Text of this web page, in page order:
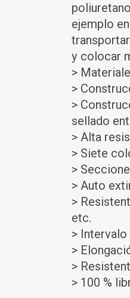
ejemplo
y colocar
>
>
>
sellado
> Alta
> Siete
>
> Auto
>
etc.
>
>
>
> 100 %